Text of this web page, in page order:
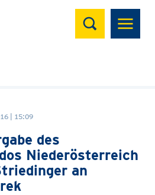
Suchen
| 15:09
des
Niederösterreich
an